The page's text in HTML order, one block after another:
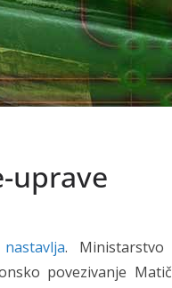
uprave
nastavlja.
povezivanje